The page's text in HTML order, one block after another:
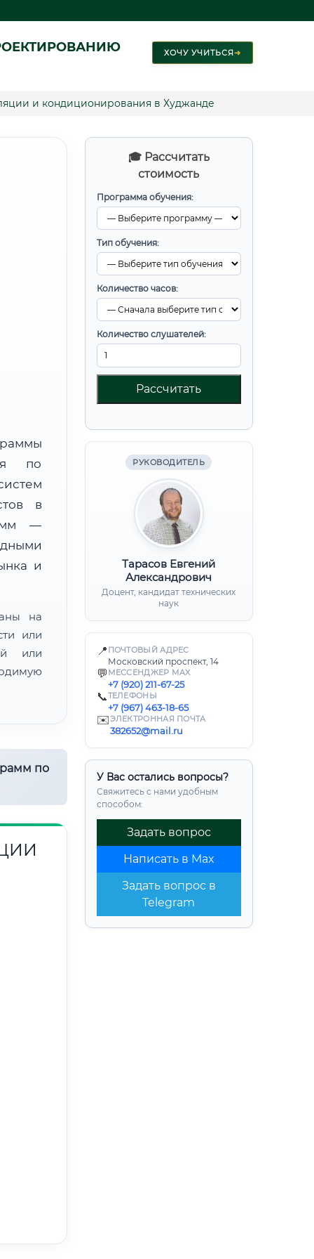
ХОЧУ УЧИТЬСЯ➜
и кондиционирования в Худжанде
🎓 Рассчитать
стоимость
Программа обучения:
Тип обучения:
Количество часов:
Количество слушателей:
Рассчитать
РУКОВОДИТЕЛЬ
Тарасов Евгений
Александрович
Доцент, кандидат технических
наук
📍 ПОЧТОВЫЙ АДРЕС
Московский проспект, 14
💬 МЕССЕНДЖЕР MAX
+7 (920) 211-67-25
📞ТЕЛЕФОНЫ
+7 (967) 463-18-65
✉️ЭЛЕКТРОННАЯ ПОЧТА
382652@mail.ru
У Вас остались вопросы?
Свяжитесь с нами удобным
способом:
Задать вопрос
Написать в Max
Задать вопрос в
Telegram
по
в
—
и
на
или
или
по